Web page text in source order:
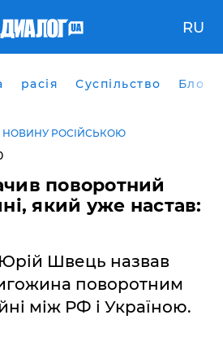
RU
расія Суспільство Блоги
НОВИНУ РОСІЙСЬКОЮ
поворотний
який уже настав:
Швець назвав
поворотним
між РФ і Україною.